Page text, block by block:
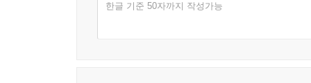
2절. 작은 행동이 공동체를 붙드는 방식
한글 기준 50자까지 작성가능